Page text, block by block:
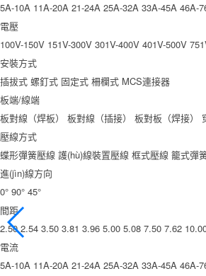
5A-10A 11A-20A 21-24A 25A-32A 33A-45A 46A-
電壓
100V-150V 151V-300V 301V-400V 401V-500V
安裝方式
插拔式 螺釘式 固定式 柵欄式 MCS連接器
板端/線端
板對線（焊板）
板對線（插接） 板對板（焊接）
壓線方式
蝶形彈簧壓線 護(hù)線裝置壓線 框式壓線 籠式彈
進(jìn)線方向
0° 90° 45°
間距
2.50 2.54 3.50 3.81 3.96 5.00 5.08 7.50 7.62
電流
5A-10A 11A-20A 21-24A 25A-32A 33A-45A 46A-